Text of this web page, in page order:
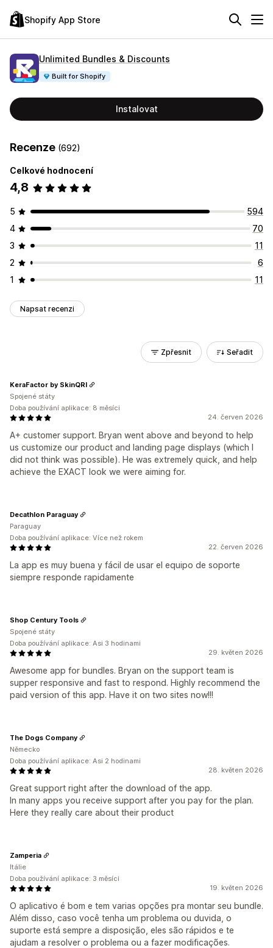
Shopify App Store
Unlimited Bundles & Discounts
Built for Shopify
Instalovat
Recenze (692)
Celkové hodnocení
4,8
5
594
4
70
3
11
2
6
1
11
Napsat recenzi
Zpřesnit Seřadit
24. červen 2026
A+ customer support. Bryan went above and beyond to help
us customize our product and landing page displays (which I
did not think was possible). He was extremely quick, and help
achieve the EXACT look we were aiming for.
KeraFactor by SkinQRI
Spojené státy
Doba používání aplikace: 8 měsíci
22. červen 2026
La app es muy buena y fácil de usar el equipo de soporte
siempre responde rapidamente
Decathlon Paraguay
Paraguay
Doba používání aplikace: Více než rokem
29. květen 2026
Awesome app for bundles. Bryan on the support team is
supper responsive and fast to respond. Highly recommend the
paid version of this app. Have it on two sites now!!!
Shop Century Tools
Spojené státy
Doba používání aplikace: Asi 3 hodinami
28. květen 2026
Great support right after the download of the app.
In many apps you receive support after you pay for the plan.
Here they really care about their product
The Dogs Company
Německo
Doba používání aplikace: Asi 2 hodinami
19. květen 2026
O aplicativo é bom e tem varias opções pra montar seu bundle.
Além disso, caso você tenha um problema ou duvida, o
suporte está sempre a disposição, eles são rápidos e te
ajudam a resolver o problema ou a fazer modificações.
Zamperia
Itálie
Doba používání aplikace: 3 měsíci